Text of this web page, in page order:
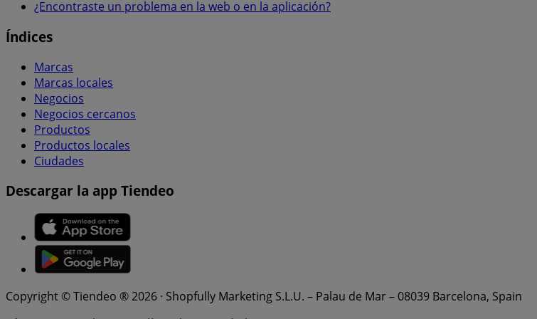
¿Encontraste un problema en la web o en la aplicación?
Índices
Marcas
Marcas locales
Negocios
Negocios cercanos
Productos
Productos locales
Ciudades
Descargar la app Tiendeo
Copyright © Tiendeo ® 2026 · Shopfully Marketing S.L.U. – Palau de Mar – 08039 Barcelona, Spain